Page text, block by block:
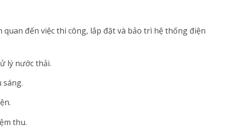
đến việc thi công, lắp đặt và bảo trì hệ thống điện
lý nước thải.
sáng.
thu.